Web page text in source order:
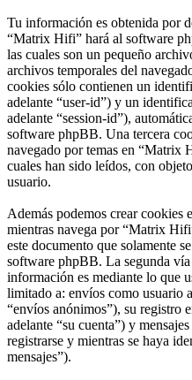
Tu información es obtenida por
“Matrix Hifi” hará al software
las cuales son un pequeño
archivos temporales del
cookies sólo contienen un
adelante “user-id”) y un
adelante “session-id”),
software phpBB. Una tercera
navegado por temas en “Matrix
cuales han sido leídos, con
usuario.
Además podemos crear cookies
mientras navega por “Matrix
este documento que solamente
software phpBB. La segunda
información es mediante lo que
limitado a: envíos como usuario
“envíos anónimos”), su registro
adelante “su cuenta”) y
registrarse y mientras se haya
mensajes”).